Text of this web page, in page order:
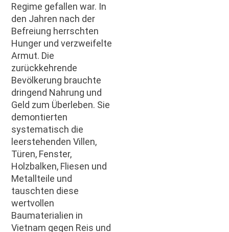
Regime gefallen war. In
den Jahren nach der
Befreiung herrschten
Hunger und verzweifelte
Armut. Die
zurückkehrende
Bevölkerung brauchte
dringend Nahrung und
Geld zum Überleben. Sie
demontierten
systematisch die
leerstehenden Villen,
Türen, Fenster,
Holzbalken, Fliesen und
Metallteile und
tauschten diese
wertvollen
Baumaterialien in
Vietnam gegen Reis und